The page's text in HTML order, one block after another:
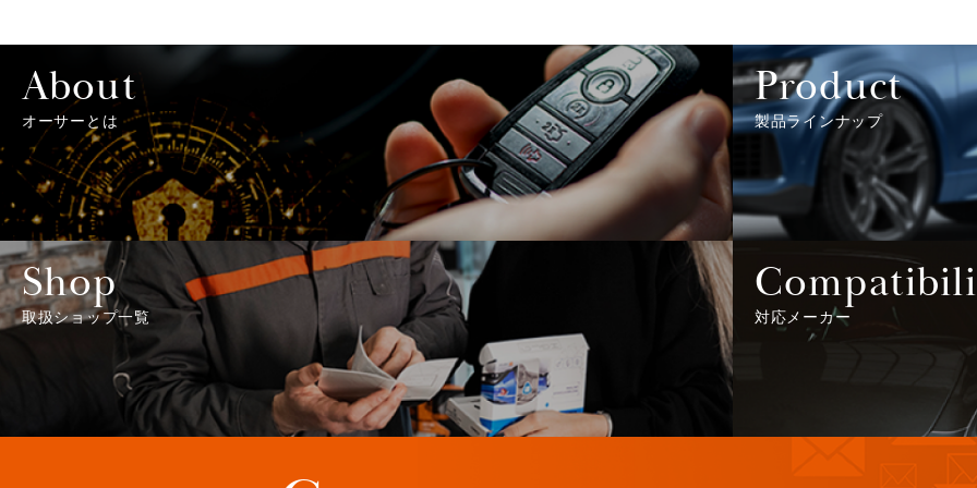
About
オーサーとは
Product
製品ラインナップ
Shop
取扱ショップ一覧 対応メーカー